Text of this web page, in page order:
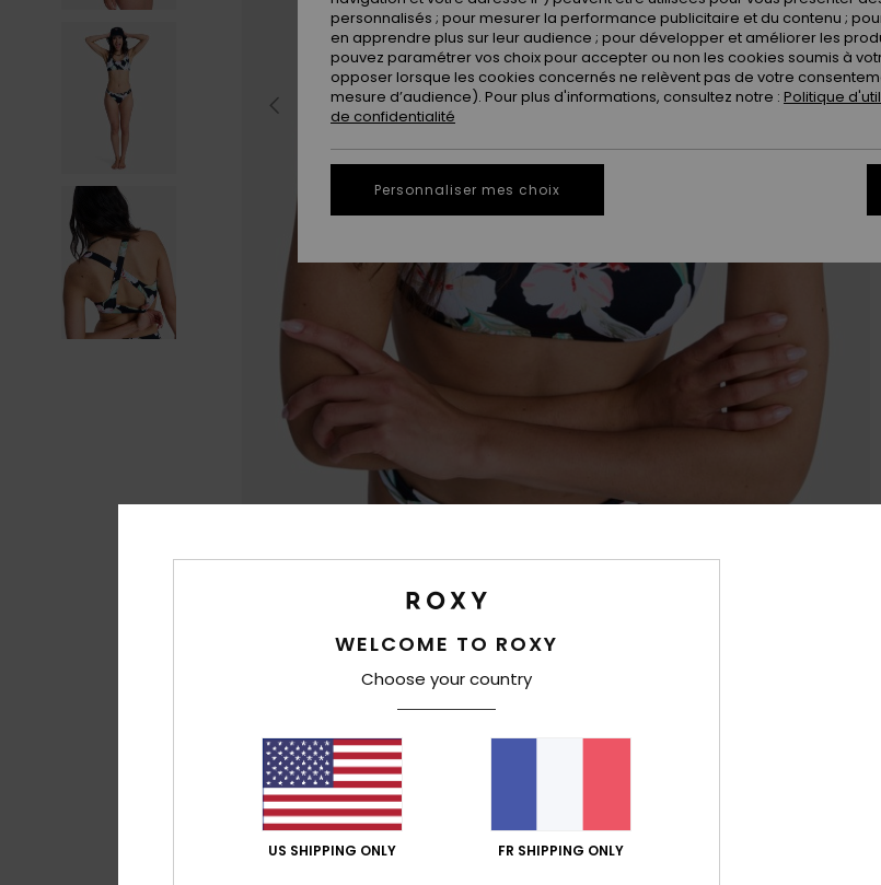
WELCOME TO ROXY
Choose your country
US SHIPPING ONLY FR SHIPPING ONLY
personnalisés ; pour mesurer la performance publicitaire et du contenu ;
en apprendre plus sur leur audience ; pour développer et améliorer les
pouvez paramétrer vos choix pour accepter ou non les cookies soumis à
opposer lorsque les cookies concernés ne relèvent pas de votre
mesure d’audience). Pour plus d'informations, consultez notre : Politique
de confidentialité
Personnaliser mes choix